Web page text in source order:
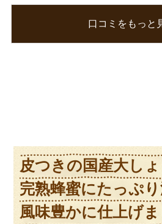
だいています。
口コミをもっと
皮つきの国産大し
完熟蜂蜜にたっぷ
風味豊かに仕上げま